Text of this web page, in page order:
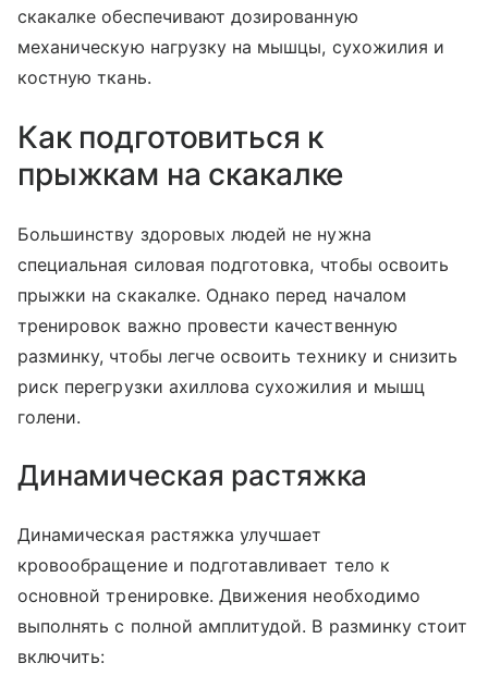
скакалке обеспечивают дозированную
механическую нагрузку на мышцы, сухожилия и
костную ткань.
Как подготовиться к
прыжкам на скакалке
Большинству здоровых людей не нужна
специальная силовая подготовка, чтобы освоить
прыжки на скакалке. Однако перед началом
тренировок важно провести качественную
разминку, чтобы легче освоить технику и снизить
риск перегрузки ахиллова сухожилия и мышц
голени.
Динамическая растяжка
Динамическая растяжка улучшает
кровообращение и подготавливает тело к
основной тренировке. Движения необходимо
выполнять с полной амплитудой. В разминку стоит
включить: